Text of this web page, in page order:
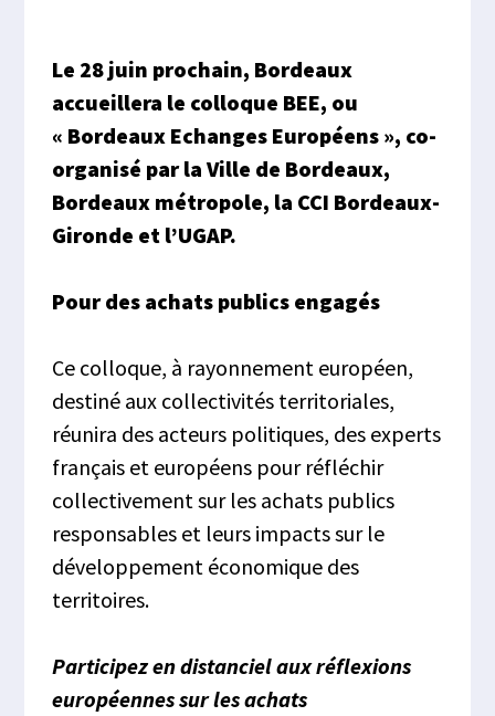
Le 28 juin prochain, Bordeaux
accueillera le colloque BEE, ou
« Bordeaux Echanges Européens », co-
organisé par la Ville de Bordeaux,
Bordeaux métropole, la CCI Bordeaux-
Gironde et l’UGAP.
Pour des achats publics engagés
Ce colloque, à rayonnement européen,
destiné aux collectivités territoriales,
réunira des acteurs politiques, des experts
français et européens pour réfléchir
collectivement sur les achats publics
responsables et leurs impacts sur le
développement économique des
territoires.
Participez en distanciel aux réflexions
européennes sur les achats